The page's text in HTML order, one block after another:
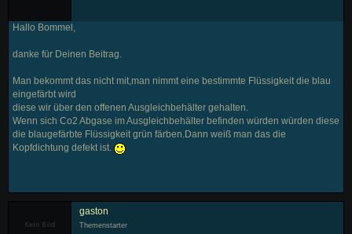
Hallo Bommel,
danke für Deinen Beitrag.
Man bekommt das nicht mit,man nimmt eine bestimmte Flüssigkeit die blau
eingefärbt wird
diese wir über den offenen Ausgleichbehälter gehalten.
Wenn sich Co2 Abgase im Ausgleichbehälter befinden würden würden diese
die blaugefärbte Flüssigkeit grün färben.Dann weiß man das die
Kopfdichtung defekt ist.
gaston
Themenstarter